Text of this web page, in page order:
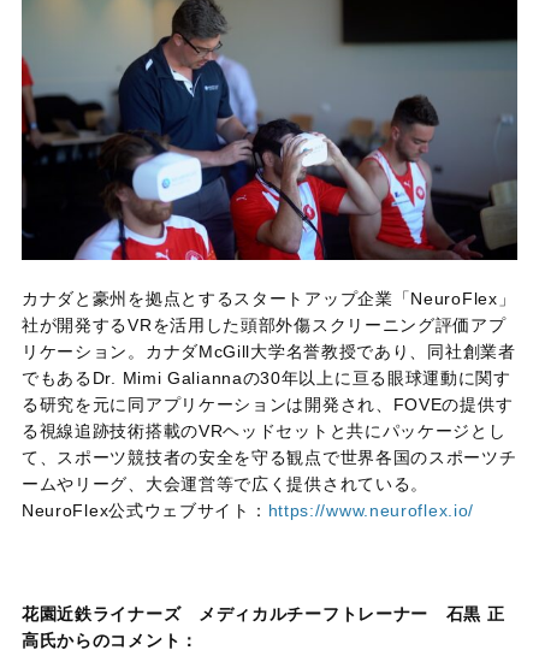
カナダと豪州を拠点とするスタートアップ企業「NeuroFlex」
社が開発するVRを活用した頭部外傷スクリーニング評価アプ
リケーション。カナダMcGill大学名誉教授であり、同社創業者
でもあるDr. Mimi Galiannaの30年以上に亘る眼球運動に関す
る研究を元に同アプリケーションは開発され、FOVEの提供す
る視線追跡技術搭載のVRヘッドセットと共にパッケージとし
て、スポーツ競技者の安全を守る観点で世界各国のスポーツチ
ームやリーグ、大会運営等で広く提供されている。
NeuroFlex公式ウェブサイト： https://www.neuroflex.io/
花園近鉄ライナーズ メディカルチーフトレーナー 石黒 正
高氏からのコメント：